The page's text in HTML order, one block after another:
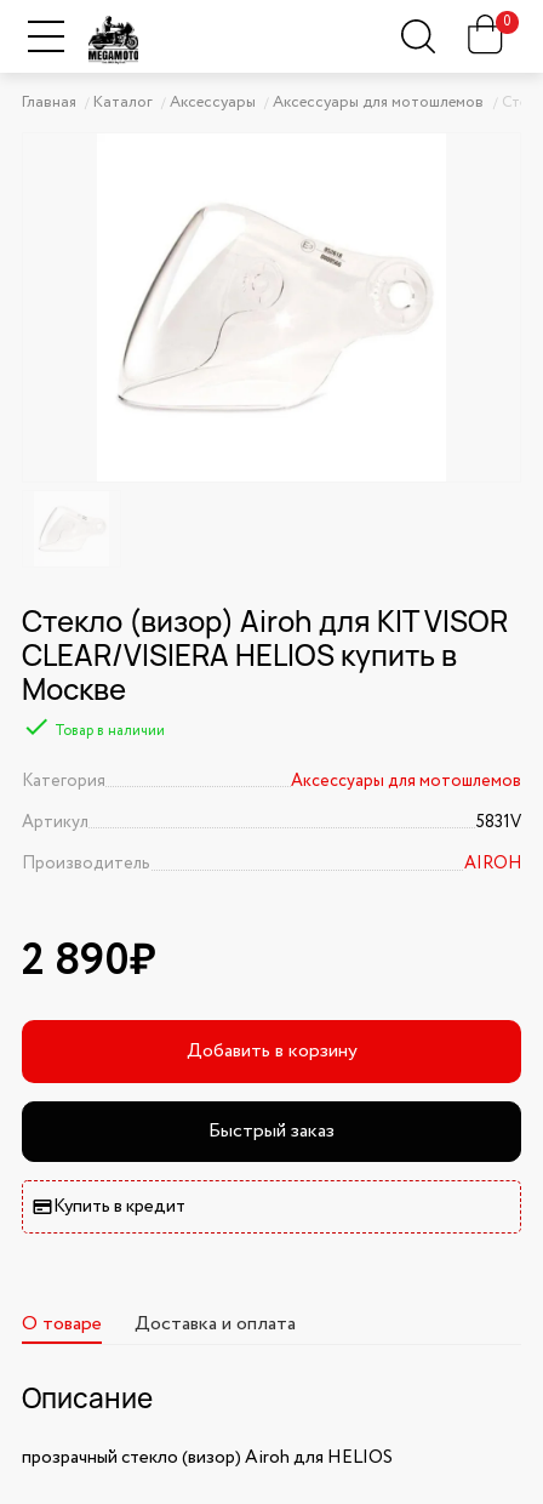
0
Главная Каталог Аксессуары Аксессуары для мотошлемов
Стекло (визор) Airoh для KIT VISOR
CLEAR/VISIERA HELIOS купить в
Москве
Товар в наличии
Категория
Аксессуары для мотошлемов
Артикул
5831V
Производитель
AIROH
2 890₽
Добавить в корзину
Быстрый заказ
Купить в кредит
О товаре Доставка и оплата
Описание
прозрачный стекло (визор) Airoh для HELIOS